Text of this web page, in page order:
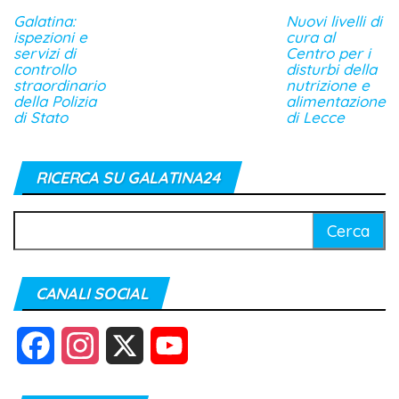
Galatina:
ispezioni e
servizi di
controllo
straordinario
della Polizia
di Stato
Nuovi livelli di
cura al
Centro per i
disturbi della
nutrizione e
alimentazione
di Lecce
RICERCA SU GALATINA24
per:
CANALI SOCIAL